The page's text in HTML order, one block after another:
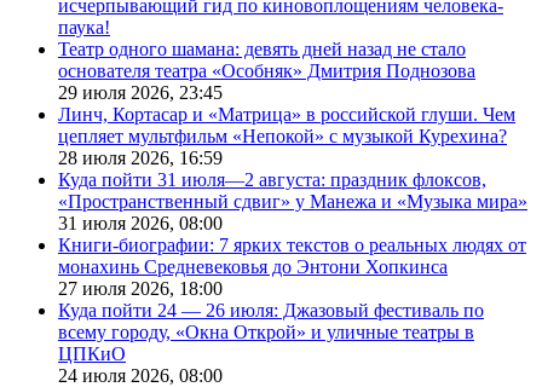
исчерпывающий гид по киновоплощениям человека-
паука!
Театр одного шамана: девять дней назад не стало
основателя театра «Особняк» Дмитрия Поднозова
29 июля 2026, 23:45
Линч, Кортасар и «Матрица» в российской глуши. Чем
цепляет мультфильм «Непокой» с музыкой Курехина?
28 июля 2026, 16:59
Куда пойти 31 июля—2 августа: праздник флоксов,
«Пространственный сдвиг» у Манежа и «Музыка мира»
31 июля 2026, 08:00
Книги-биографии: 7 ярких текстов о реальных людях от
монахинь Средневековья до Энтони Хопкинса
27 июля 2026, 18:00
Куда пойти 24 — 26 июля: Джазовый фестиваль по
всему городу, «Окна Открой» и уличные театры в
ЦПКиО
24 июля 2026, 08:00